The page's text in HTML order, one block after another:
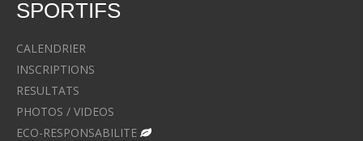
SPORTIFS
CALENDRIER
INSCRIPTIONS
RESULTATS
PHOTOS / VIDEOS
ECO-RESPONSABILITE